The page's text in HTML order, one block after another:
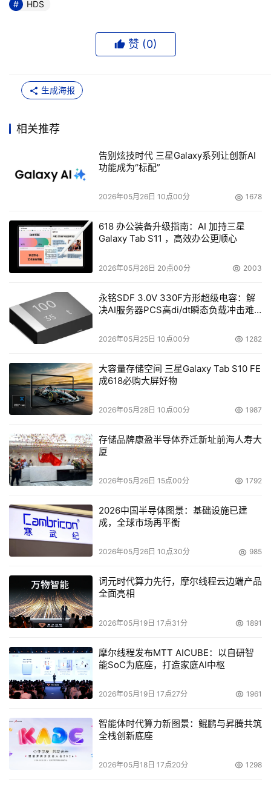
为这一使命提供了支持，”SNIA主席Wayne M. Adams表
通过加深培训者对最佳实践的理解来提高其网络存储管理技
能。通过采用SNIA认证课程作为其认证计划的基础，HDS
Systems Certified Storage Professional 2006
户和合作伙伴的需求，其中包括：
全球监考考试
互联网考试
互联网监考考试
再次认证继续教育
本文来源于DOIT传媒，文章内容仅供参考，不构成投资建议。
HDS
赞 (0)
生成海报
相关推荐
告别炫技时代 三星Galaxy系列让创新AI
功能成为“标配”
2026年05月26日 10点00分 1678
618 办公装备升级指南：AI 加持三星
Galaxy Tab S11 ，高效办公更顺心
2026年05月26日 20点00分 2003
永铭SDF 3.0V 330F方形超级电容：解
决AI服务器PCS高di/dt瞬态负载冲击难
2026年05月25日 10点00分 1282
大容量存储空间 三星Galaxy Tab S10 FE
成618必购大屏好物
2026年05月28日 10点00分 1987
存储品牌康盈半导体乔迁新址前海人寿大
厦
2026年05月26日 15点00分 1792
2026中国半导体图景：基础设施已建
成，全球市场再平衡
2026年05月26日 10点30分 985
词元时代算力先行，摩尔线程云边端产品
全面亮相
2026年05月19日 17点31分 1891
摩尔线程发布MTT AICUBE：以自研智
能SoC为底座，打造家庭AI中枢
2026年05月19日 17点27分 1961
智能体时代算力新图景：鲲鹏与昇腾共筑
全栈创新底座
2026年05月18日 17点20分 1298